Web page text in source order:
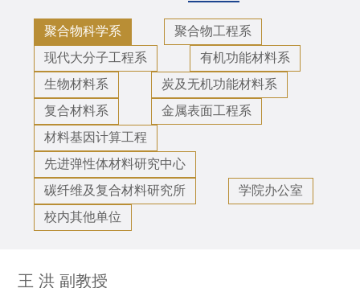
聚合物科学系
聚合物工程系
现代大分子工程系
有机功能材料系
生物材料系
炭及无机功能材料系
复合材料系
金属表面工程系
材料基因计算工程
先进弹性体材料研究中心
碳纤维及复合材料研究所
学院办公室
校内其他单位
王 洪 副教授